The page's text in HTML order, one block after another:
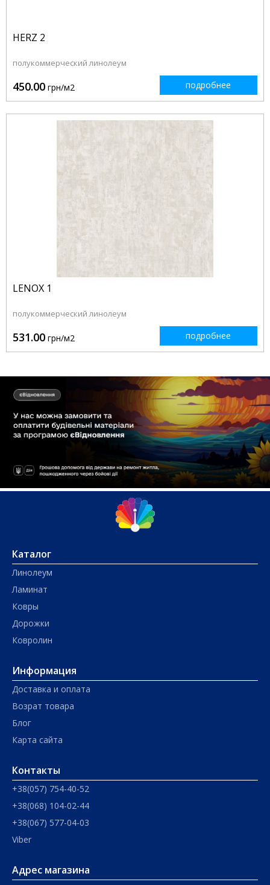
HERZ 2
полукоммерческий линолеум
450.00 грн/м2 подробнее
LENOX 1
полукоммерческий линолеум
531.00 грн/м2 подробнее
Каталог
Линолеум
Ламинат
Ковры
Дорожки
Ковролин
Информация
Доставка и оплата
Возрат товара
Блог
Карта сайта
Контакты
+38(057) 754-40-52
+38(068) 104-02-44
+38(067) 577-04-03
Viber
Адрес магазина